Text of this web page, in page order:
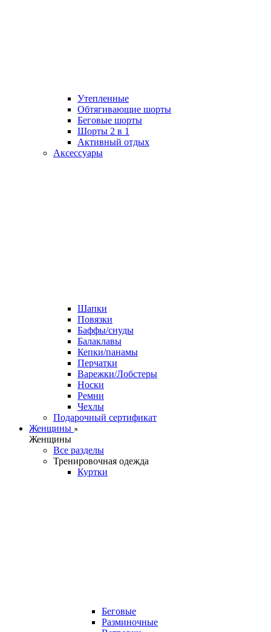
Утепленные
Обтягивающие шорты
Беговые шорты
Шорты 2 в 1
Активный отдых
Аксессуары
Шапки
Повязки
Баффы/снуды
Балаклавы
Кепки/панамы
Перчатки
Варежки/Лобстеры
Носки
Ремни
Чехлы
Подарочный сертификат
Женщины
Женщины
Все разделы
Тренировочная одежда
Куртки
Беговые
Разминочные